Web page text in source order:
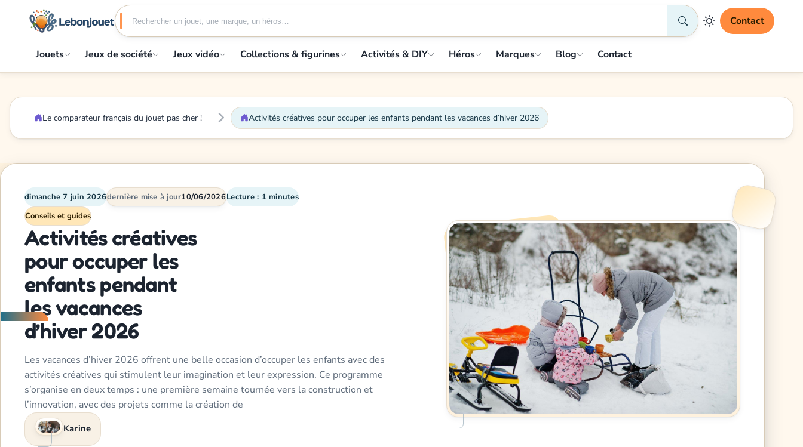
Contact
Jouets Jeux de société Jeux vidéo Collections & figurines Activités & DIY Héros Marques Blog Contact
Le comparateur français du jouet pas cher ! Activités créatives pour occuper les enfants pendant les vacances d’hiver 2026
dimanche 7 juin 2026dernière mise à jour10/06/2026Lecture : 1 minutes
Conseils et guides
Activités créatives
pour occuper les
enfants pendant
les vacances
d’hiver 2026
Les vacances d’hiver 2026 offrent une belle occasion d’occuper les enfants avec des
activités créatives qui stimulent leur imagination et leur expression. Ce programme
s’organise en deux temps : une première semaine tournée vers la construction et
l’innovation, avec des projets comme la création de
Karine